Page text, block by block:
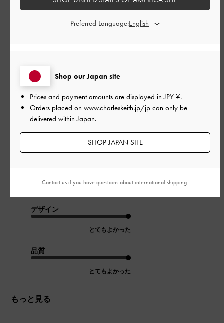
このレビューは役に立ちましたか？
ご利用者様
かわいいです！
ヒール部分が太く安心感があるので普段あまりパンプスを履か
ない私でも楽に履けています。若干甲高なので25を購入しまし
デザイン
とてもよかった
品質
とてもよかった
もっと見る
Shop our Japan site
Prices and payment amounts are displayed inJPY ¥.
Orders placed on www.charleskeith.jp/jp can only be
delivered within Japan.
SHOP JAPAN SITE
Preferred Language:
Contact usif you have questions about international shipping.